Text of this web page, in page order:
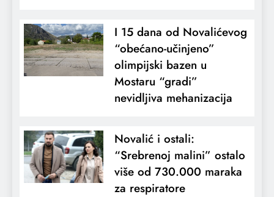
I 15 dana od Novalićevog
“obećano-učinjeno”
olimpijski bazen u
Mostaru “gradi”
nevidljiva mehanizacija
Novalić i ostali:
“Srebrenoj malini” ostalo
više od 730.000 maraka
za respiratore